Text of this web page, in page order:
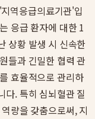
역응급의료기관'입
응급 환자에 대한 1
상황 발생 시 신속한
들과 긴밀한 협력 관
효율적으로 관리하
다. 특히 심뇌혈관 질
량을 갖춤으로써, 지